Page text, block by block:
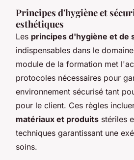
Principes d'hygiène et
esthétiques
Les principes d'hygiène et de
indispensables dans le
module de la formation met
protocoles nécessaires pour
environnement sécurisé tant
pour le client. Ces règles
matériaux et produits stériles
techniques garantissant une
soins.